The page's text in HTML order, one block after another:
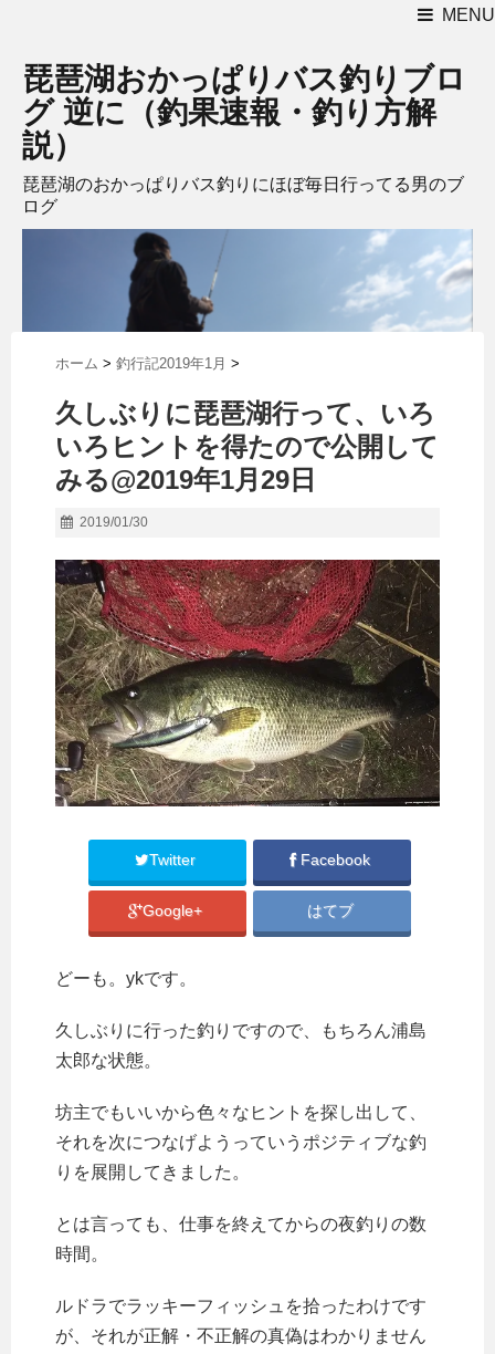
MENU
琵琶湖おかっぱりバス釣りブロ
グ 逆に（釣果速報・釣り方解
説）
琵琶湖のおかっぱりバス釣りにほぼ毎日行ってる男のブ
ログ
ホーム > 釣行記2019年1月 >
久しぶりに琵琶湖行って、いろ
いろヒントを得たので公開して
みる@2019年1月29日
2019/01/30
Twitter Facebook
Google+ はてブ
どーも。ykです。
久しぶりに行った釣りですので、もちろん浦島
太郎な状態。
坊主でもいいから色々なヒントを探し出して、
それを次につなげようっていうポジティブな釣
りを展開してきました。
とは言っても、仕事を終えてからの夜釣りの数
時間。
ルドラでラッキーフィッシュを拾ったわけです
が、それが正解・不正解の真偽はわかりません